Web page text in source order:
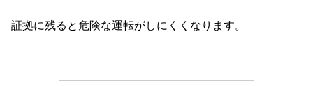
証拠に残ると危険な運転がしにくくなります。